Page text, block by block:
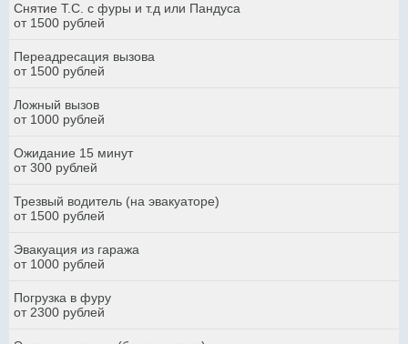
Снятие Т.С. с фуры и т.д или Пандуса
от 1500 рублей
Переадресация вызова
от 1500 рублей
Ложный вызов
от 1000 рублей
Ожидание 15 минут
от 300 рублей
Трезвый водитель (на эвакуаторе)
от 1500 рублей
Эвакуация из гаража
от 1000 рублей
Погрузка в фуру
от 2300 рублей